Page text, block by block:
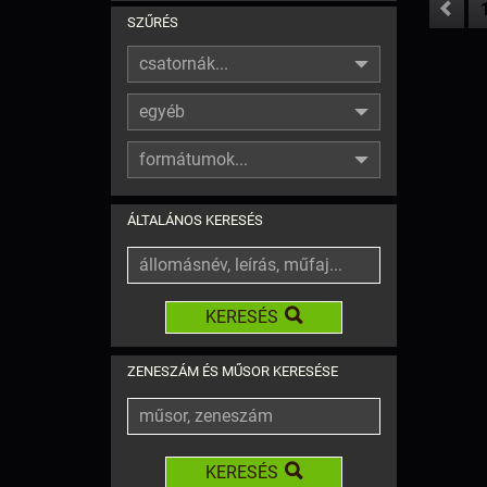
SZŰRÉS
csatornák...
egyéb
formátumok...
ÁLTALÁNOS KERESÉS
KERESÉS
ZENESZÁM ÉS MŰSOR KERESÉSE
KERESÉS
1